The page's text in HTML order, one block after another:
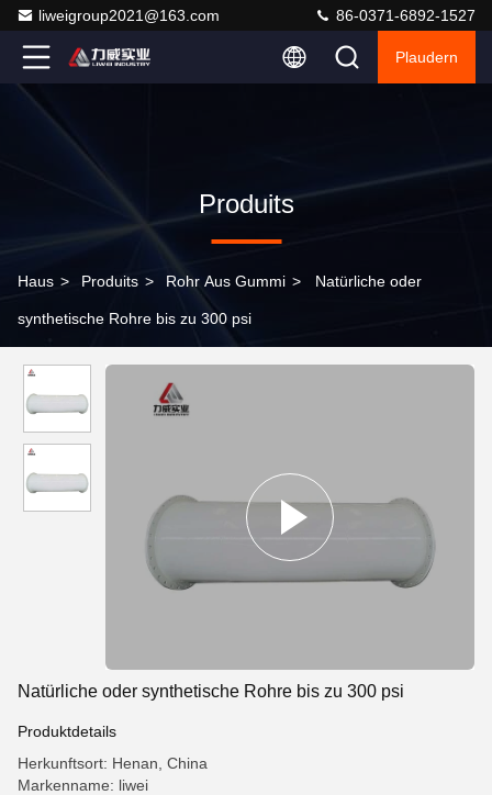
liweigroup2021@163.com 86-0371-6892-1527
Plaudern
Produits
Haus > Produits > Rohr Aus Gummi > Natürliche oder
synthetische Rohre bis zu 300 psi
Natürliche oder synthetische Rohre bis zu 300 psi
Produktdetails
Herkunftsort: Henan, China
Markenname: liwei